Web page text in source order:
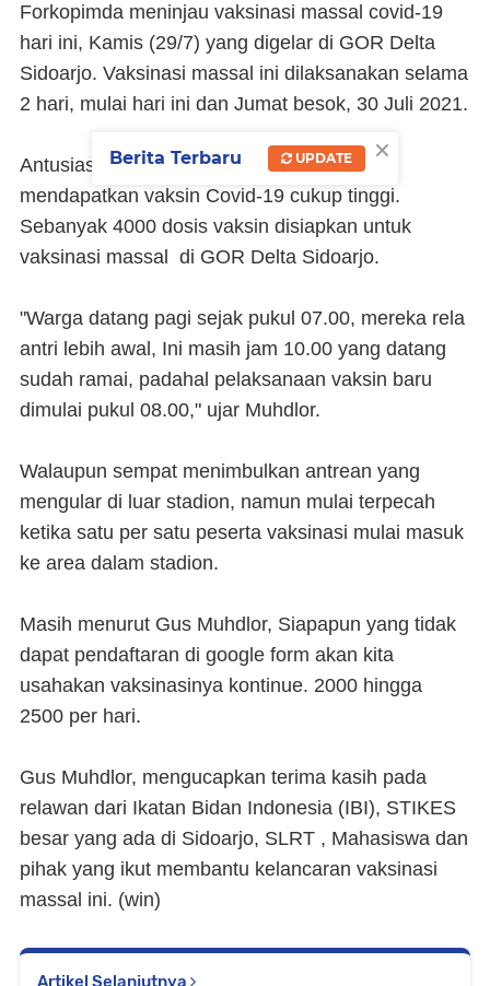
Forkopimda meninjau vaksinasi massal covid-19
hari ini, Kamis (29/7) yang digelar di GOR Delta
Sidoarjo. Vaksinasi massal ini dilaksanakan selama
2 hari, mulai hari ini dan Jumat besok, 30 Juli 2021.
Antusiasme masyarakat Sidoarjo untuk
mendapatkan vaksin Covid-19 cukup tinggi.
Sebanyak 4000 dosis vaksin disiapkan untuk
vaksinasi massal di GOR Delta Sidoarjo.
"Warga datang pagi sejak pukul 07.00, mereka rela
antri lebih awal, Ini masih jam 10.00 yang datang
sudah ramai, padahal pelaksanaan vaksin baru
dimulai pukul 08.00," ujar Muhdlor.
Walaupun sempat menimbulkan antrean yang
mengular di luar stadion, namun mulai terpecah
ketika satu per satu peserta vaksinasi mulai masuk
ke area dalam stadion.
Masih menurut Gus Muhdlor, Siapapun yang tidak
dapat pendaftaran di google form akan kita
usahakan vaksinasinya kontinue. 2000 hingga
2500 per hari.
Gus Muhdlor, mengucapkan terima kasih pada
relawan dari Ikatan Bidan Indonesia (IBI), STIKES
besar yang ada di Sidoarjo, SLRT , Mahasiswa dan
pihak yang ikut membantu kelancaran vaksinasi
massal ini. (win)
Artikel Selanjutnya
×
Berita Terbaru UPDATE